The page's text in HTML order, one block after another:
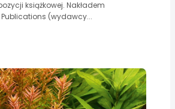
książkowej. Nakładem
(wydawcy...